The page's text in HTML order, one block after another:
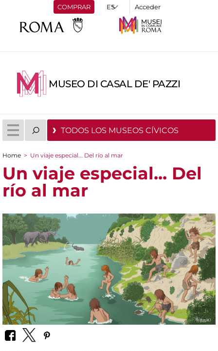
COMPRAR Acceder
MUSEO DI CASAL DE' PAZZI
TODOS LOS MUSEOS CÍVICOS
You are here
Home > Un viaje especial... Del río al mar
Un viaje especial... Del
río al mar